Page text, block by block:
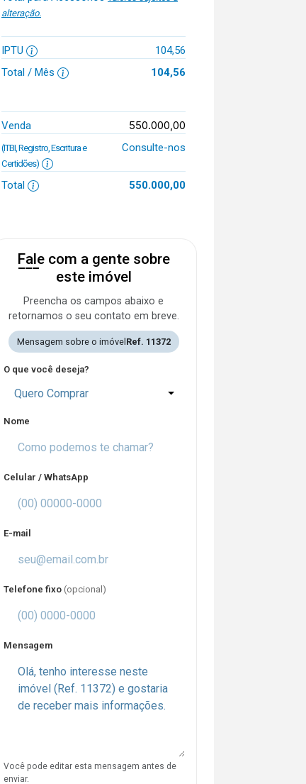
alteração.
IPTU
104,56
Total / Mês
104,56
Venda 550.000,00
(ITBI, Registro, Escritura e
Certidões)
Consulte-nos
Total 550.000,00
Fale com a gente sobre
este imóvel
Preencha os campos abaixo e
retornamos o seu contato em breve.
Mensagem sobre o imóvel Ref. 11372
O que você deseja?
Quero Comprar
Nome
Celular / WhatsApp
E-mail
Telefone fixo (opcional)
Mensagem
Você pode editar esta mensagem antes de
enviar.